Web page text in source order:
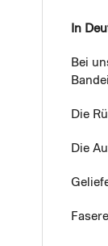
In
Bei
Die
Die